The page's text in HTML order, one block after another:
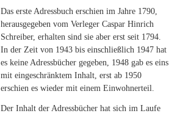
Das erste Adressbuch erschien im Jahre 1790,
herausgegeben vom Verleger Caspar Hinrich
Schreiber, erhalten sind sie aber erst seit 1794.
In der Zeit von 1943 bis einschließlich 1947 hat
es keine Adressbücher gegeben, 1948 gab es eins
mit eingeschränktem Inhalt, erst ab 1950
erschien es wieder mit einem Einwohnerteil.
Der Inhalt der Adressbücher hat sich im Laufe